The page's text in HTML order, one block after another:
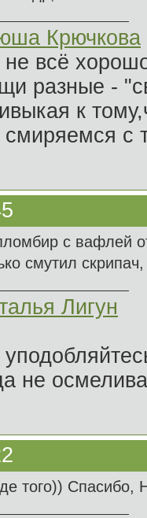
Крючкова
всё
разные -
к
с
с вафлей
смутил
Лигун
не
того)) Спасибо,